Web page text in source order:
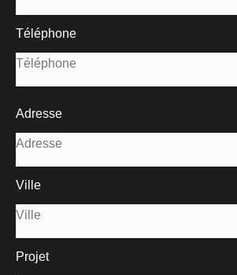
Téléphone
Adresse
Ville
Projet